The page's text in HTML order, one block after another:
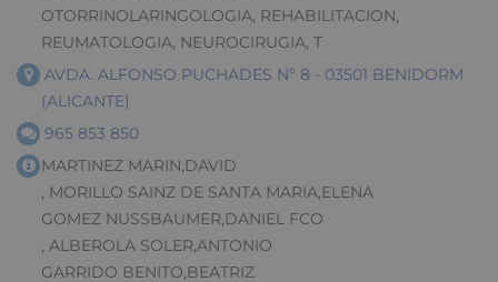
OTORRINOLARINGOLOGIA, REHABILITACION,
REUMATOLOGIA, NEUROCIRUGIA, T
AVDA. ALFONSO PUCHADES Nº 8 - 03501 BENIDORM
(ALICANTE)
965 853 850
MARTINEZ MARIN,DAVID
, MORILLO SAINZ DE SANTA MARIA,ELENA
GOMEZ NUSSBAUMER,DANIEL FCO
, ALBEROLA SOLER,ANTONIO
GARRIDO BENITO,BEATRIZ